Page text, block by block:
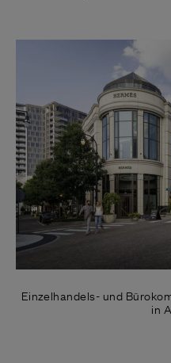
Einzelhandels- und
in